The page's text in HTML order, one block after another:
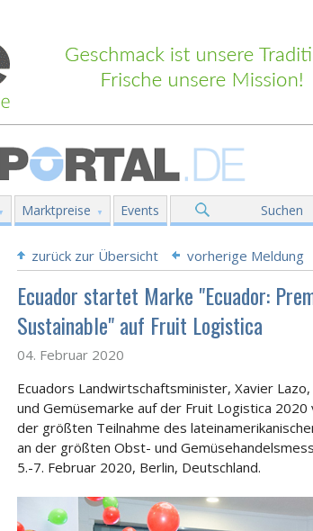
Marktpreise Events Suchen
zurück zur Übersicht vorherige Meldung
Ecuador startet Marke "Ecuador:
Sustainable" auf Fruit Logistica
04. Februar 2020
Ecuadors Landwirtschaftsminister, Xavier
und Gemüsemarke auf der Fruit Logistica
der größten Teilnahme des
an der größten Obst- und
5.-7. Februar 2020, Berlin, Deutschland.